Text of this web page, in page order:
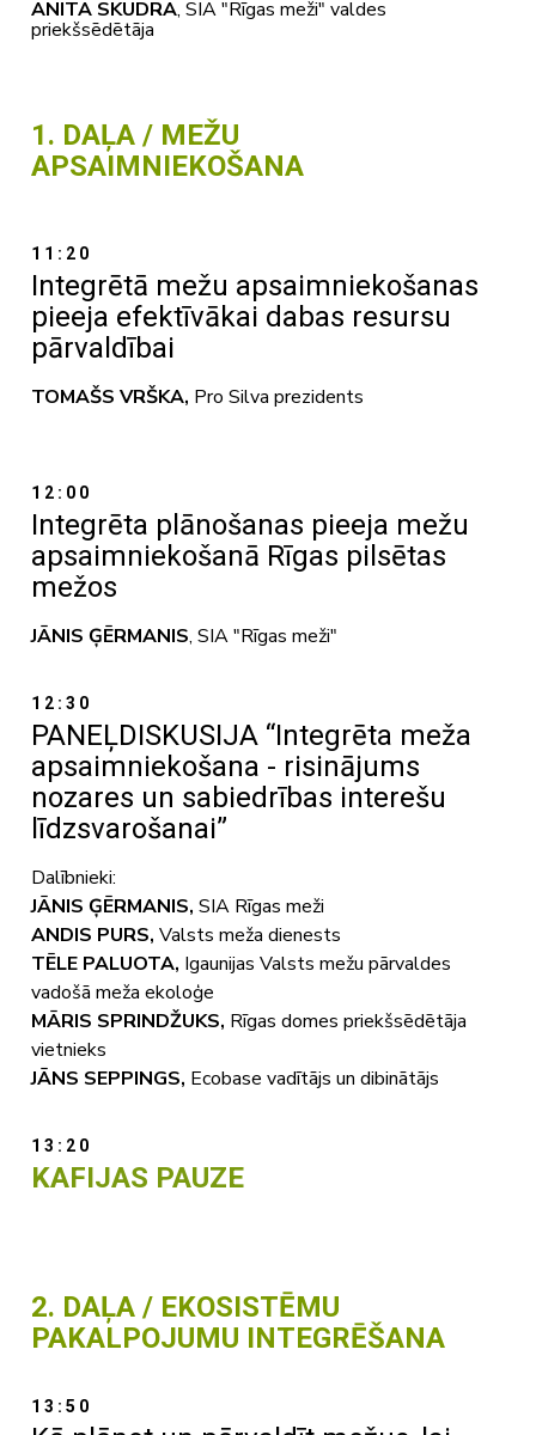
ANITA SKUDRA, SIA "Rīgas meži" valdes
priekšsēdētāja
1. DAĻA / MEŽU
APSAIMNIEKOŠANA
11:20
Integrētā mežu apsaimniekošanas
pieeja efektīvākai dabas resursu
pārvaldībai
TOMAŠS VRŠKA, Pro Silva prezidents
12:00
Integrēta plānošanas pieeja mežu
apsaimniekošanā Rīgas pilsētas
mežos
JĀNIS ĢĒRMANIS, SIA "Rīgas meži"
12:30
PANEĻDISKUSIJA “Integrēta meža
apsaimniekošana - risinājums
nozares un sabiedrības interešu
līdzsvarošanai”
Dalībnieki:
JĀNIS ĢĒRMANIS,SIA Rīgas meži
ANDIS PURS, Valsts meža dienests
TĒLE PALUOTA, Igaunijas Valsts mežu pārvaldes
vadošā meža ekoloģe
MĀRIS SPRINDŽUKS, Rīgas domes priekšsēdētāja
vietnieks
JĀNS SEPPINGS, Ecobase vadītājs un dibinātājs
13:20
KAFIJAS PAUZE
2. DAĻA / EKOSISTĒMU
PAKALPOJUMU INTEGRĒŠANA
13:50